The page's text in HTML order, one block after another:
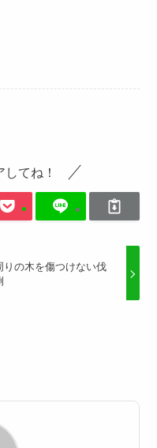
てね！
りの木を傷つけない伐